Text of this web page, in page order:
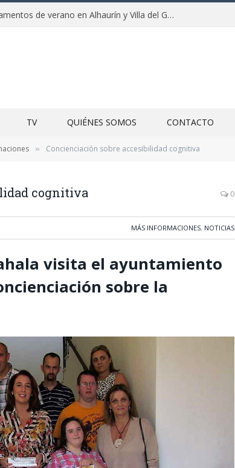
Clausuras de los campamentos de verano en Alhaurín y Villa del Guadalhorce 2026
TV QUIÉNES SOMOS CONTACTO
» Concienciación sobre accesibilidad cognitiva
cognitiva 0
MÁS INFORMACIONES, NOTICIAS
visita el ayuntamiento
sobre la